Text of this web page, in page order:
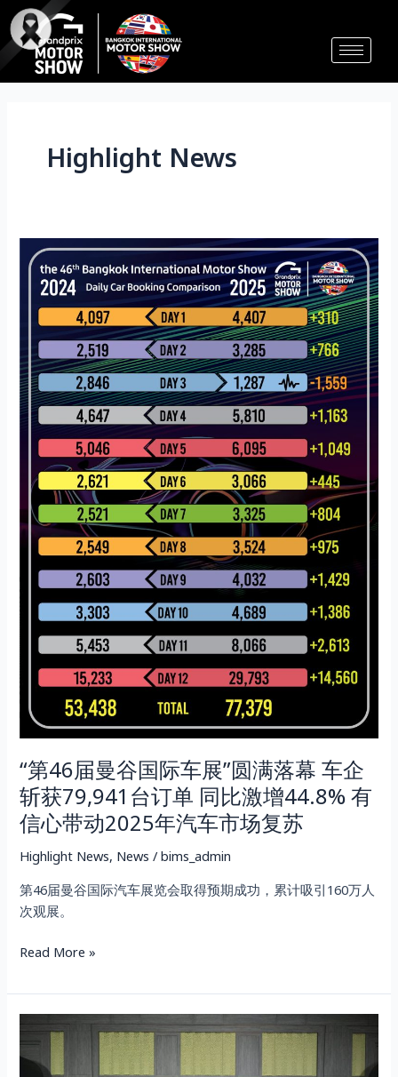
Skip
to
content
Highlight News
“第46届曼谷国际车展”圆满落幕 车企
斩获79,941台订单 同比激增44.8% 有
信心带动2025年汽车市场复苏
Highlight News, News /bims_admin
第46届曼谷国际汽车展览会取得预期成功，累计吸引160万人
次观展。
“第
46
国
际
车
展”圆
幕
车
企
79,941
台
比
激
增
44.8%
有
信
心
动
2025
年
车
场
复
苏
Read More »
Motor
Show
2025
Post
pagination